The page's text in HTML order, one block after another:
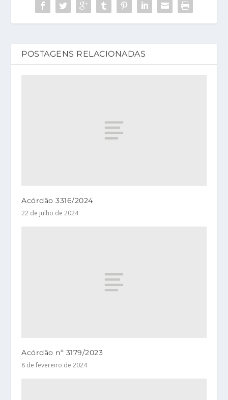
POSTAGENS RELACIONADAS
Acórdão 3316/2024
22 de julho de 2024
Acórdão nº 3179/2023
8 de fevereiro de 2024